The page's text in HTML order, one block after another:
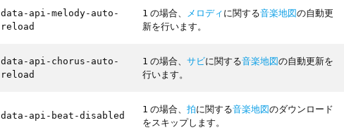
data-api-melody-auto-
reload
1 の場合、 メロディに関する音楽地図の自動更
新を行います。
data-api-chorus-auto-
reload
1 の場合、サビに関する音楽地図の自動更新を
行います。
data-api-beat-disabled
1 の場合、拍に関する音楽地図のダウンロード
をスキップします。